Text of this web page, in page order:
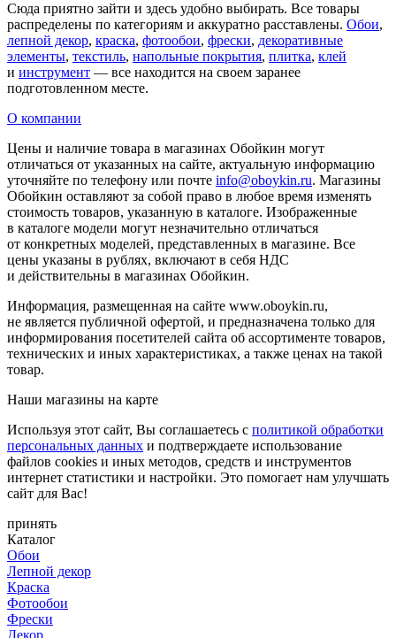
Сюда приятно зайти и здесь удобно выбирать. Все товары
распределены по категориям и аккуратно расставлены. Обои,
лепной декор, краска, фотообои, фрески, декоративные
элементы, текстиль, напольные покрытия, плитка, клей
и инструмент — все находится на своем заранее
подготовленном месте.
О компании
Цены и наличие товара в магазинах Обойкин могут
отличаться от указанных на сайте, актуальную информацию
уточняйте по телефону или почте info@oboykin.ru. Магазины
Обойкин оставляют за собой право в любое время изменять
стоимость товаров, указанную в каталоге. Изображенные
в каталоге модели могут незначительно отличаться
от конкретных моделей, представленных в магазине. Все
цены указаны в рублях, включают в себя НДС
и действительны в магазинах Обойкин.
Информация, размещенная на сайте www.oboykin.ru,
не является публичной офертой, и предназначена только для
информирования посетителей сайта об ассортименте товаров,
технических и иных характеристиках, а также ценах на такой
товар.
Наши магазины на карте
Используя этот сайт, Вы соглашаетесь с политикой обработки
персональных данных и подтверждаете использование
файлов cookies и иных методов, средств и инструментов
интернет статистики и настройки. Это помогает нам улучшать
сайт для Вас!
принять
Каталог
Обои
Лепной декор
Краска
Фотообои
Фрески
Декор